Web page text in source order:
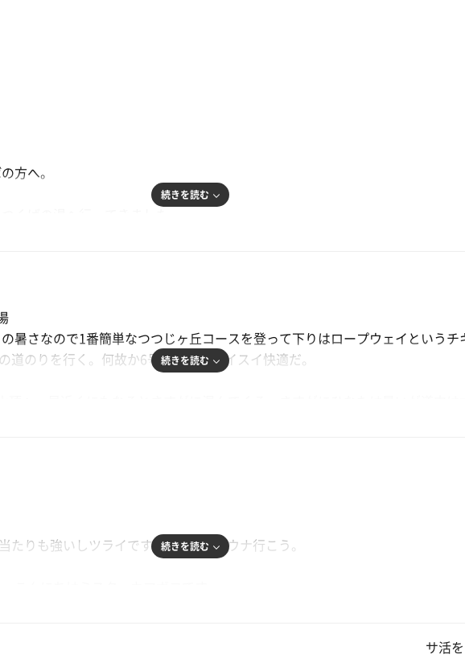
方へ。
、
字Dよろしくな車達ばかりで笑いました。
な窓越しに見えるので、テンションあげあげ。
はたまらんっすねぇ。
続きを読む
暑さなので1番簡単なつつじヶ丘コースを登って下りはロープウェイというチ
のりを行く。何故か6号柏近辺もスイスイ快適だ。
この暑さは年寄りには応える。水風呂に入りてぇ！
ここまで来たのだからと選んだのはつくばの湯。筑波山の登るたびに気になっ
呂道具は持っているのでタオルは不用と答える。山の日だからとソフトドリン
していたがいわゆるホテルのサウナ付大浴場に日帰り入浴できるというやつの
続きを読む
たりも強いしツライです...そうだ、サウナ行こう。
ったのに土煙🙀
続きを読む
サ活